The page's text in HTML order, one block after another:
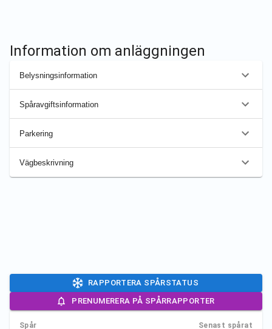
Information om anläggningen
Belysningsinformation
Spåravgiftsinformation
Parkering
Vägbeskrivning
RAPPORTERA SPÅRSTATUS
PRENUMERERA PÅ SPÅRRAPPORTER
Spår Senast spårat